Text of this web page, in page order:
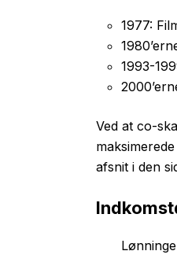
1977:
1993-
Ved at co-
afsnit i den